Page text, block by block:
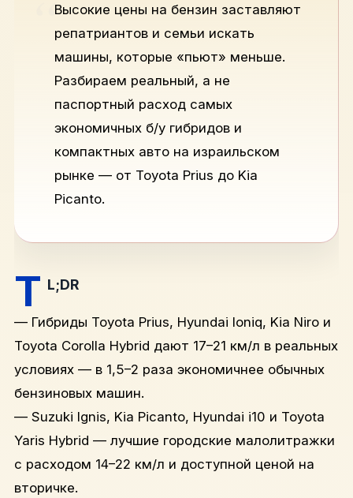
Высокие цены на бензин заставляют
репатриантов и семьи искать
машины, которые «пьют» меньше.
Разбираем реальный, а не
паспортный расход самых
экономичных б/у гибридов и
компактных авто на израильском
рынке — от Toyota Prius до Kia
Picanto.
T L;DR
— Гибриды Toyota Prius, Hyundai Ioniq, Kia Niro и
Toyota Corolla Hybrid дают 17–21 км/л в реальных
условиях — в 1,5–2 раза экономичнее обычных
бензиновых машин.
— Suzuki Ignis, Kia Picanto, Hyundai i10 и Toyota
Yaris Hybrid — лучшие городские малолитражки
с расходом 14–22 км/л и доступной ценой на
вторичке.